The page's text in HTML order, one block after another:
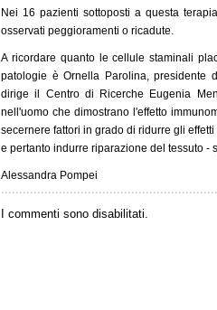
Nei 16 pazienti sottoposti a questa
osservati peggioramenti o ricadute.
A ricordare quanto le cellule staminali
patologie è Ornella Parolina, presidente
dirige il Centro di Ricerche Eugenia
nell'uomo che dimostrano l'effetto
secernere fattori in grado di ridurre gli
e pertanto indurre riparazione del tessuto -
Alessandra Pompei
I commenti sono disabilitati.